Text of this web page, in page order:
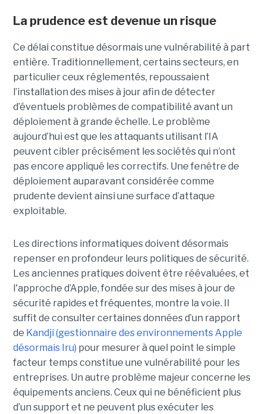
La prudence est devenue un risque
Ce délai constitue désormais une vulnérabilité à part
entière. Traditionnellement, certains secteurs, en
particulier ceux réglementés, repoussaient
l’installation des mises à jour afin de détecter
d’éventuels problèmes de compatibilité avant un
déploiement à grande échelle. Le problème
aujourd’hui est que les attaquants utilisant l’IA
peuvent cibler précisément les sociétés qui n’ont
pas encore appliqué les correctifs. Une fenêtre de
déploiement auparavant considérée comme
prudente devient ainsi une surface d’attaque
exploitable.
Les directions informatiques doivent désormais
repenser en profondeur leurs politiques de sécurité.
Les anciennes pratiques doivent être réévaluées, et
l'approche d’Apple, fondée sur des mises à jour de
sécurité rapides et fréquentes, montre la voie. Il
suffit de consulter certaines données d’un rapport
de Kandji (gestionnaire des environnements Apple
désormais Iru) pour mesurer à quel point le simple
facteur temps constitue une vulnérabilité pour les
entreprises. Un autre problème majeur concerne les
équipements anciens. Ceux qui ne bénéficient plus
d’un support et ne peuvent plus exécuter les